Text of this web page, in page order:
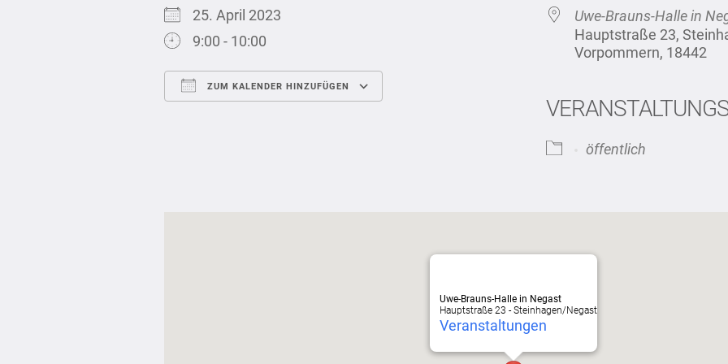
25. April 2023
9:00 - 10:00
ZUM KALENDER HINZUFÜGEN
iCalendar
Uwe-Brauns-Halle in
Hauptstraße 23,
Vorpommern, 18442
öffentlich
Uwe-Brauns-Halle in Negast
Hauptstraße 23 - Steinhagen/Negast
Veranstaltungen